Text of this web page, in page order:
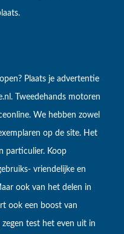
Plaats je advertentie
Tweedehands motoren
We hebben zowel
op de site. Het
particulier. Koop
vriendelijke en
ook van het delen in
ook een boost van
test het even uit in